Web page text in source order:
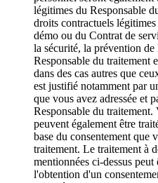
légitimes du Responsable
droits contractuels
démo ou du Contrat de
la sécurité, la prévention
Responsable du traitement
dans des cas autres que
est justifié notamment par
que vous avez adressée et
Responsable du traitement.
peuvent également être
base du consentement que
traitement. Le traitement à
mentionnées ci-dessus
l'obtention d'un